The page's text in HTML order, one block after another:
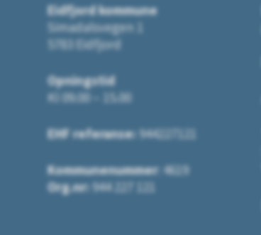
Eidfjord kommune
Simadalsvegen 1
5783 Eidfjord
Opningstid
Kl 09.00 – 15.00
EHF referanse: 944227121
Kommunenummer: 4619
Org.nr: 944 227 121